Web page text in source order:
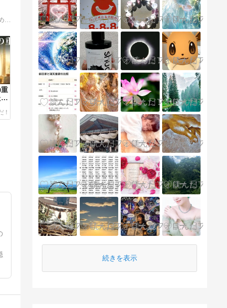
あなたの魂は、どこから来たのか。スターシード、前世、宇宙的な記憶。スピリチュアル作家が書き続けてきた、本当の自分に還るための言葉。明日の見え方が少し変わる、そんなブログ。
続きを表示